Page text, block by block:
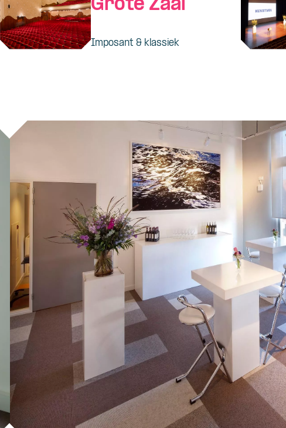
Grote Zaal
Imposant & klassiek